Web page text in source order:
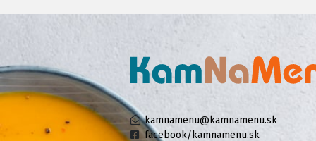
kamnamenu@kamnamenu.sk
facebook/kamnamenu.sk